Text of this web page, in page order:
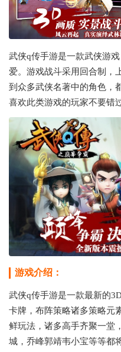
武侠q传手游是一款武侠游
爱。游戏战斗采用回合制，
到众多武侠名著中的角色，
喜欢此类游戏的玩家不要错
游戏介绍：
武侠q传手游是一款最新的
卡牌，布阵策略诸多策略元
鲜玩法，诸多高手齐聚一堂
城，乔峰郭靖韦小宝等等都